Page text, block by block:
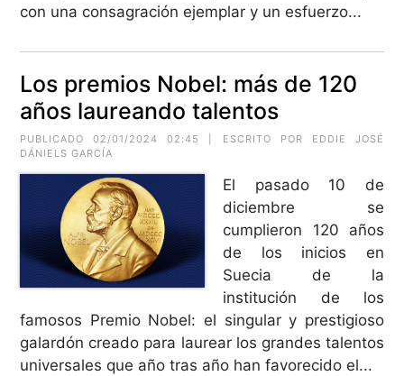
con una consagración ejemplar y un esfuerzo...
Los premios Nobel: más de 120
años laureando talentos
PUBLICADO 02/01/2024 02:45 | ESCRITO POR EDDIE JOSÉ
DÁNIELS GARCÍA
El pasado 10 de
diciembre se
cumplieron 120 años
de los inicios en
Suecia de la
institución de los
famosos Premio Nobel: el singular y prestigioso
galardón creado para laurear los grandes talentos
universales que año tras año han favorecido el...